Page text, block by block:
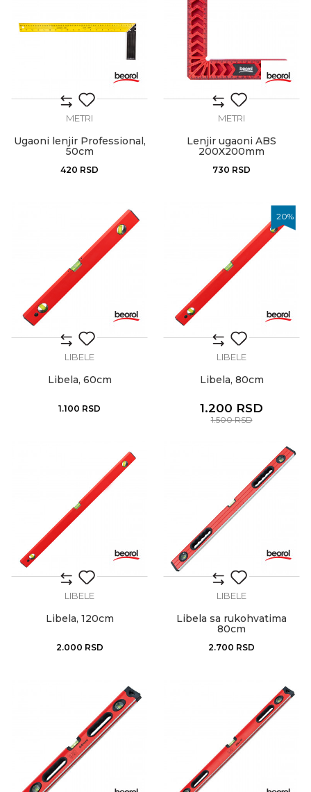
METRI
Ugaoni lenjir Professional,
50cm
420 RSD
METRI
Lenjir ugaoni ABS
200X200mm
730 RSD
LIBELE
Libela, 60cm
1.100 RSD
20%
LIBELE
Libela, 80cm
1.200 RSD
1.500RSD
LIBELE
Libela, 120cm
2.000 RSD
LIBELE
Libela sa rukohvatima
80cm
2.700 RSD